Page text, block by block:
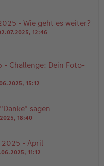
- Wie geht es weiter?
12:46
- Challenge: Dein Foto-
15:12
sagen
18:40
2025 - April
11:12